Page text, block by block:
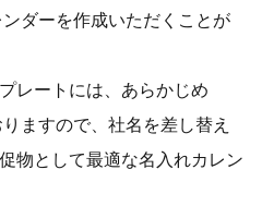
ダーを作成いただくことが
レートには、あらかじめ
ますので、社名を差し替え
物として最適な名入れカレン